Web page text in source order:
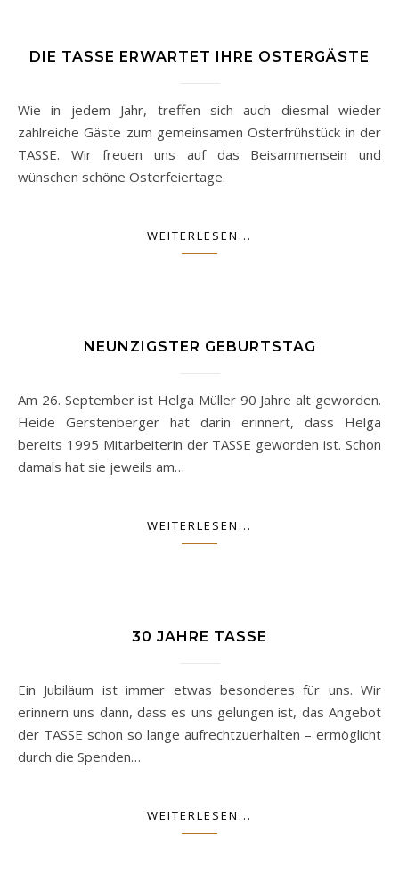
DIE TASSE ERWARTET IHRE OSTERGÄSTE
Wie in jedem Jahr, treffen sich auch diesmal wieder
zahlreiche Gäste zum gemeinsamen Osterfrühstück in der
TASSE. Wir freuen uns auf das Beisammensein und
wünschen schöne Osterfeiertage.
WEITERLESEN...
NEUNZIGSTER GEBURTSTAG
Am 26. September ist Helga Müller 90 Jahre alt geworden.
Heide Gerstenberger hat darin erinnert, dass Helga
bereits 1995 Mitarbeiterin der TASSE geworden ist. Schon
damals hat sie jeweils am…
WEITERLESEN...
30 JAHRE TASSE
Ein Jubiläum ist immer etwas besonderes für uns. Wir
erinnern uns dann, dass es uns gelungen ist, das Angebot
der TASSE schon so lange aufrechtzuerhalten – ermöglicht
durch die Spenden…
WEITERLESEN...